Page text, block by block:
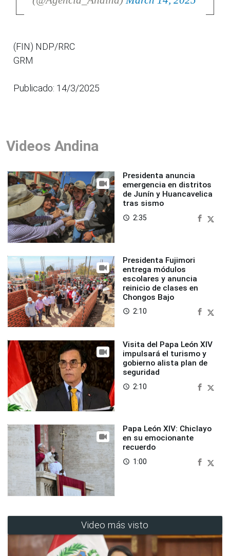
(FIN) NDP/RRC
GRM
Publicado: 14/3/2025
Videos Andina
Presidenta anuncia
emergencia en distritos
de Junín y Huancavelica
tras sismo
access_time 2:35
Presidenta Fujimori
entrega módulos
escolares y anuncia
reinicio de clases en
Chongos Bajo
access_time 2:10
Visita del Papa León XIV
impulsará el turismo y
gobierno alista plan de
seguridad
access_time 2:10
Papa León XIV: Chiclayo
en su emocionante
recuerdo
access_time 1:00
Video más visto